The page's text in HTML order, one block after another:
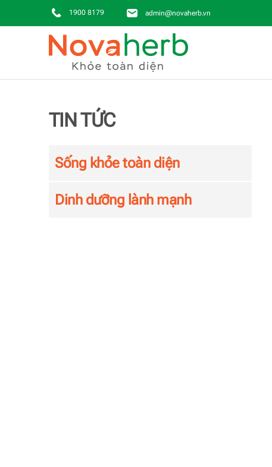
Skip to main content
1900 8179 admin@novaherb.vn
TIN TỨC
Sống khỏe toàn diện
Dinh dưỡng lành mạnh